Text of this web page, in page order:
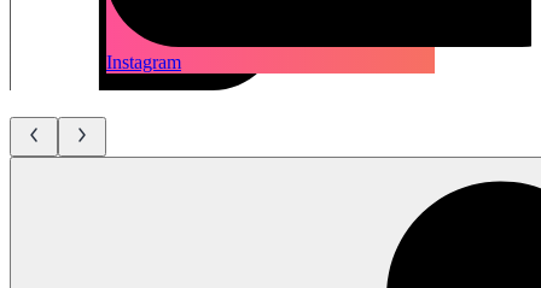
Instagram